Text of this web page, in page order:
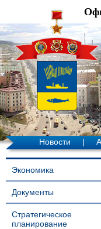
Новости |
Экономика
Документы
Стратегическое
планирование